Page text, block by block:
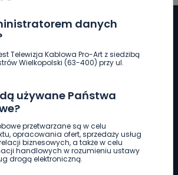
danych
Telewizja Kablowa Pro-Art z siedzibą
Wielkopolski (63-400) przy ul.
używane Państwa
przetwarzane są w celu
opracowania ofert, sprzedaży usług
biznesowych, a także w celu
handlowych w rozumieniu ustawy
drogą elektroniczną.